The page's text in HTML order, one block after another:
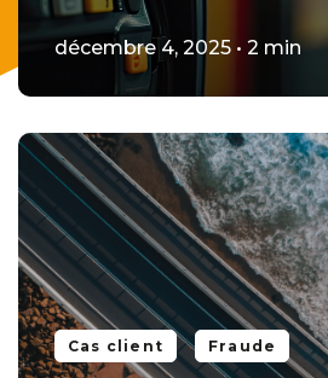
décembre 4, 2025 • 2 min
Cas client Fraude